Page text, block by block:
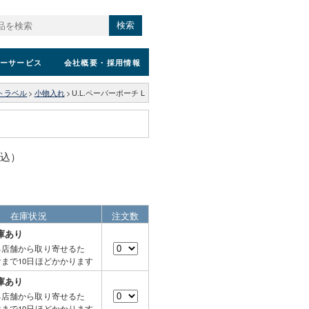
検索
サービス 会社概要 ・採用情報
ラベル > 小物入れ > U.L.ペーパーポーチ L
）
在庫状況 注文数
あり
舗から取り寄せるた
で10日ほどかかります
あり
舗から取り寄せるた